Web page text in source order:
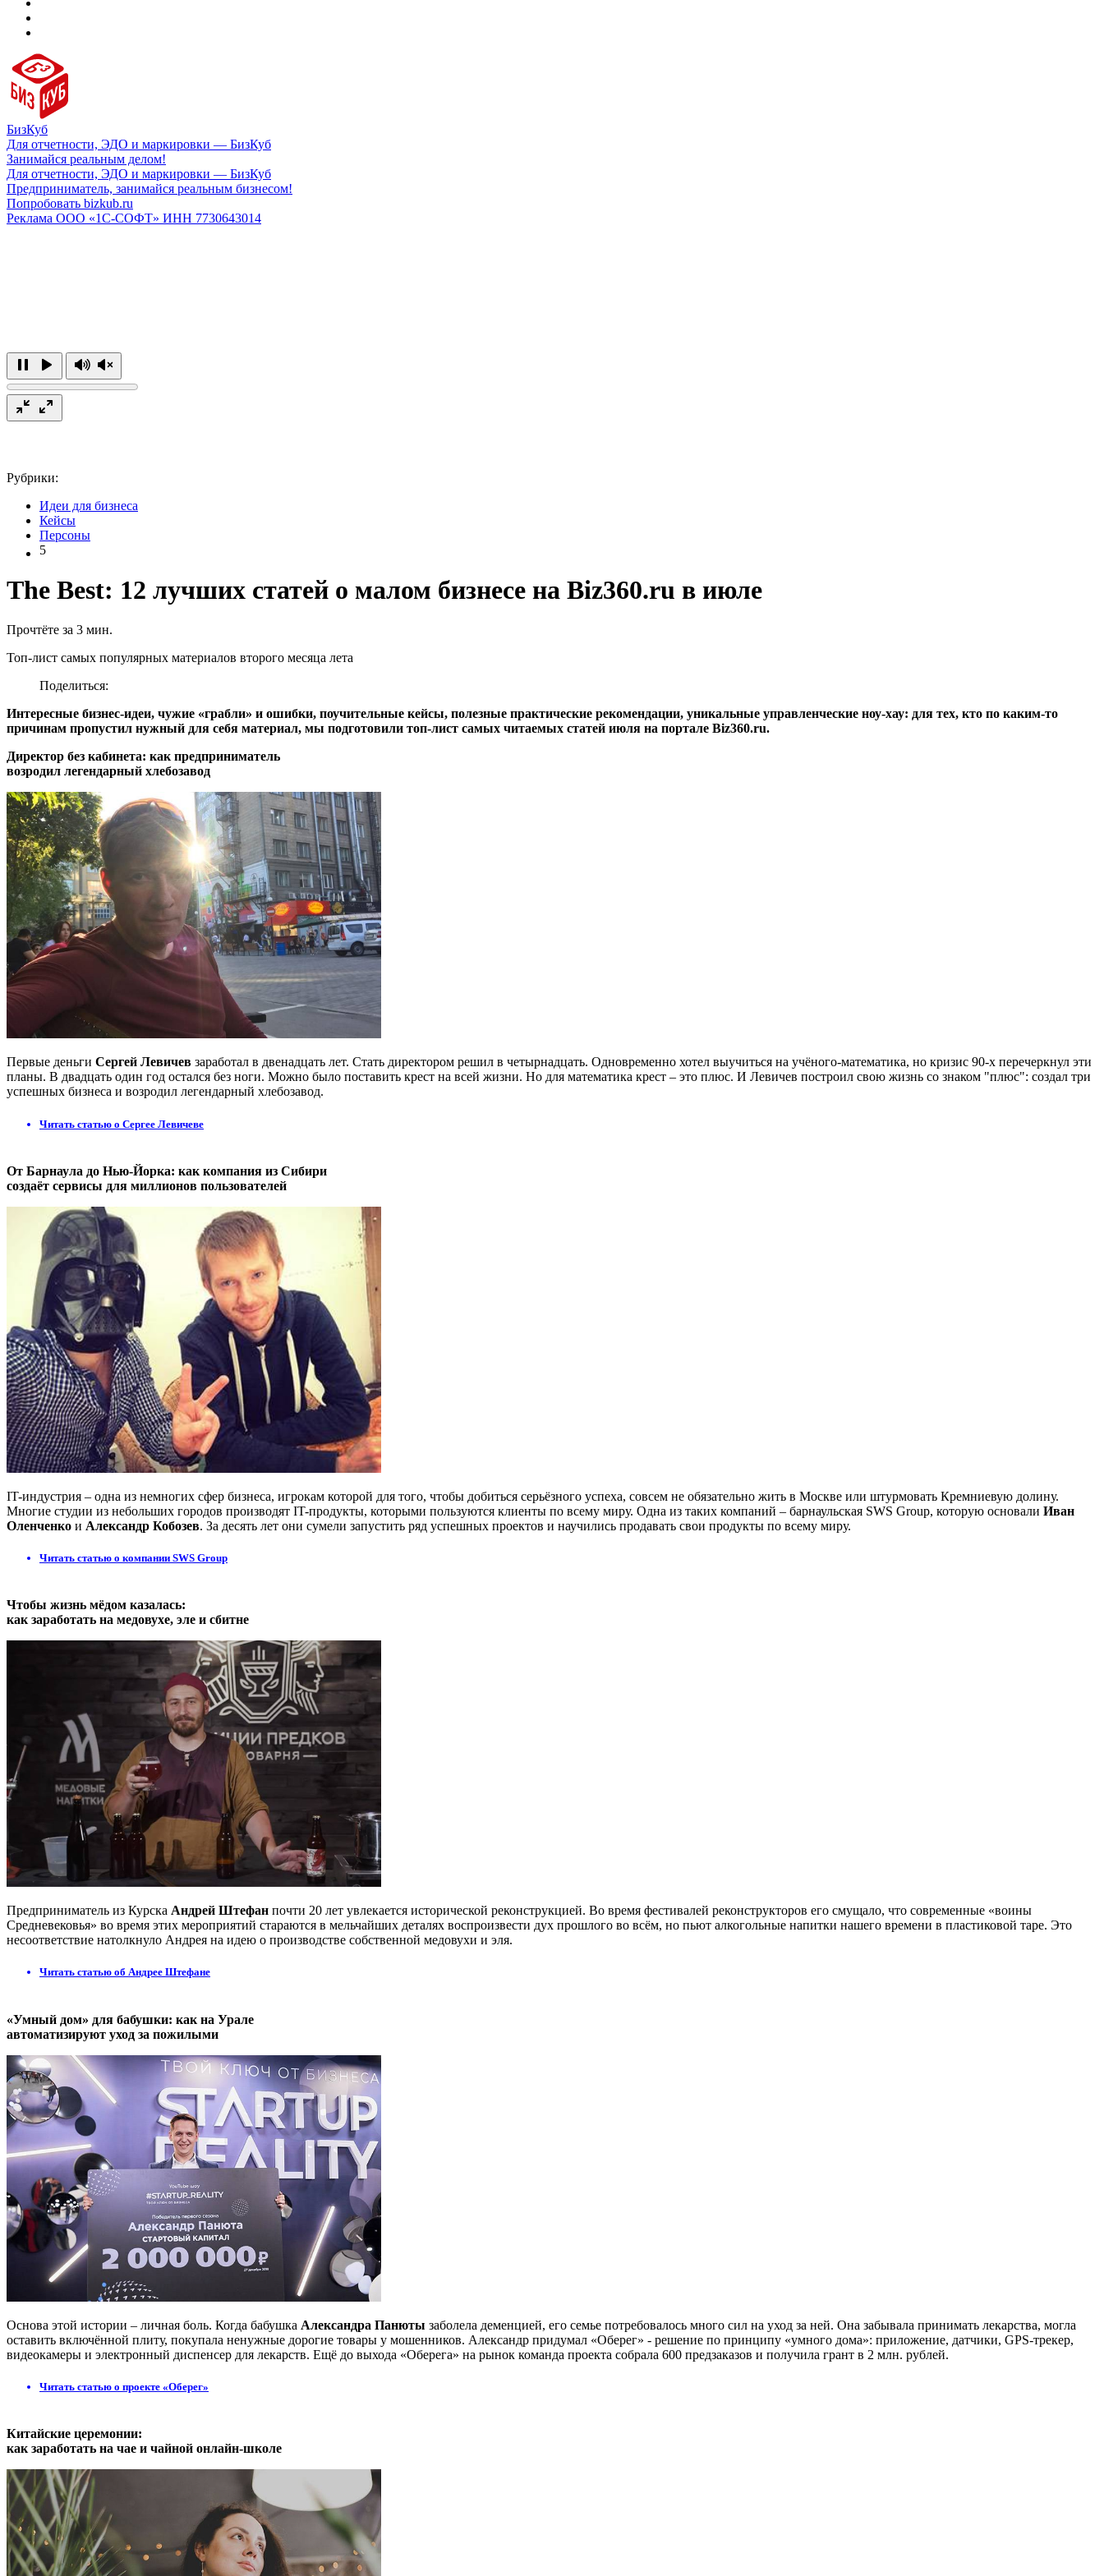
БизКуб
Для отчетности, ЭДО и маркировки — БизКуб
Занимайся реальным делом!
Для отчетности, ЭДО и маркировки — БизКуб
Предприниматель, занимайся реальным бизнесом!
Попробовать bizkub.ru
Реклама ООО «1С-СОФТ» ИНН 7730643014
Рубрики:
Идеи для бизнеса
Кейсы
Персоны
5
The Best: 12 лучших статей о малом бизнесе на Biz360.ru в июле
Прочтёте за 3 мин.
Топ-лист самых популярных материалов второго месяца лета
Поделиться:
Интересные бизнес-идеи, чужие «грабли» и ошибки, поучительные кейсы, полезные практические рекомендации, уникальные управленческие ноу-хау: для тех, кто по каким-то
причинам пропустил нужный для себя материал, мы подготовили топ-лист самых читаемых статей июля на портале Biz360.ru.
Директор без кабинета: как предприниматель
возродил легендарный хлебозавод
Первые деньги Сергей Левичев заработал в двенадцать лет. Стать директором решил в четырнадцать. Одновременно хотел выучиться на учёного-математика, но кризис 90-х перечеркнул эти
планы. В двадцать один год остался без ноги. Можно было поставить крест на всей жизни. Но для математика крест – это плюс. И Левичев построил свою жизнь со знаком "плюс": создал три
успешных бизнеса и возродил легендарный хлебозавод.
Читать статью о Сергее Левичеве
От Барнаула до Нью-Йорка: как компания из Сибири
создаёт сервисы для миллионов пользователей
IT-индустрия – одна из немногих сфер бизнеса, игрокам которой для того, чтобы добиться серьёзного успеха, совсем не обязательно жить в Москве или штурмовать Кремниевую долину.
Многие студии из небольших городов производят IT-продукты, которыми пользуются клиенты по всему миру. Одна из таких компаний – барнаульская SWS Group, которую основали Иван
Оленченко и Александр Кобозев. За десять лет они сумели запустить ряд успешных проектов и научились продавать свои продукты по всему миру.
Читать статью о компании SWS Group
Чтобы жизнь мёдом казалась:
как заработать на медовухе, эле и сбитне
Предприниматель из Курска Андрей Штефан почти 20 лет увлекается исторической реконструкцией. Во время фестивалей реконструкторов его смущало, что современные «воины
Средневековья» во время этих мероприятий стараются в мельчайших деталях воспроизвести дух прошлого во всём, но пьют алкогольные напитки нашего времени в пластиковой таре. Это
несоответствие натолкнуло Андрея на идею о производстве собственной медовухи и эля.
Читать статью об Андрее Штефане
«Умный дом» для бабушки: как на Урале
автоматизируют уход за пожилыми
Основа этой истории – личная боль. Когда бабушка Александра Панюты заболела деменцией, его семье потребовалось много сил на уход за ней. Она забывала принимать лекарства, могла
оставить включённой плиту, покупала ненужные дорогие товары у мошенников. Александр придумал «Оберег» - решение по принципу «умного дома»: приложение, датчики, GPS-трекер,
видеокамеры и электронный диспенсер для лекарств. Ещё до выхода «Оберега» на рынок команда проекта собрала 600 предзаказов и получила грант в 2 млн. рублей.
Читать статью о проекте «Оберег»
Китайские церемонии:
как заработать на чае и чайной онлайн-школе